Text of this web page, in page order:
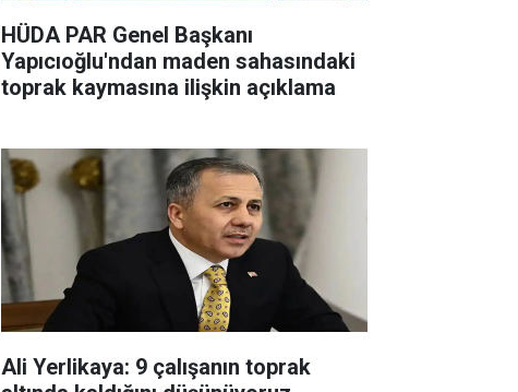
HÜDA PAR Genel Başkanı
Yapıcıoğlu'ndan maden sahasındaki
toprak kaymasına ilişkin açıklama
Ali Yerlikaya: 9 çalışanın toprak